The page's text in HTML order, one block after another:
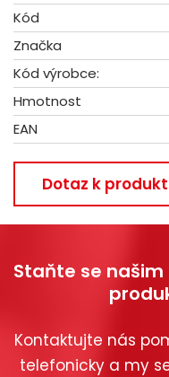
Kód
Značka
Kód výrobce:
Hmotnost
EAN
Dotaz k
Staňte se
Kontaktujte nás
telefonicky a my